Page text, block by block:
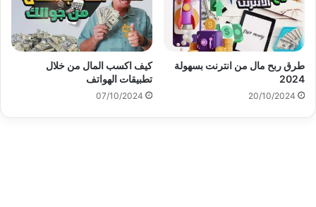
طرق ربح مال من انترنت بسهولة
2024
20/10/2024
كيف اكسب المال من خلال
تطبيقات الهواتف
07/10/2024